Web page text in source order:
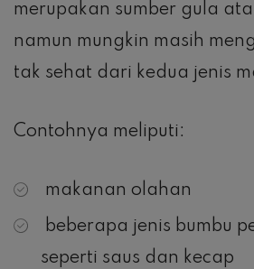
merupakan sumber gula
namun mungkin masih
tak sehat dari kedua jenis
Contohnya meliputi:
makanan olahan
beberapa jenis bumbu
seperti saus dan kecap